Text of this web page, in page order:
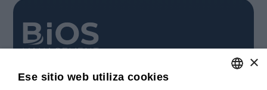
Cuida tu negocio. ×
Ese sitio web utiliza cookies